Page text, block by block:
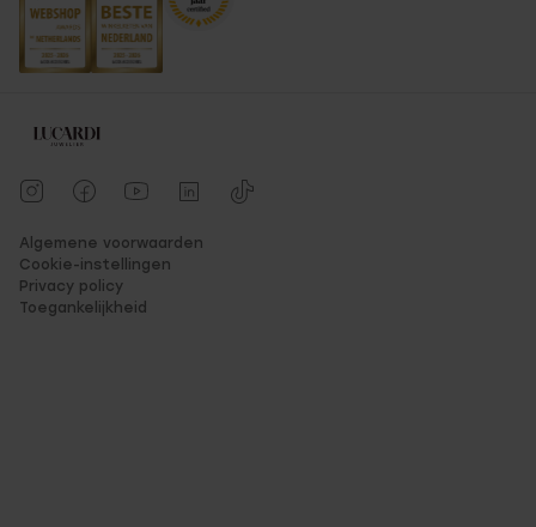
Algemene voorwaarden
Cookie-instellingen
Privacy policy
Toegankelijkheid